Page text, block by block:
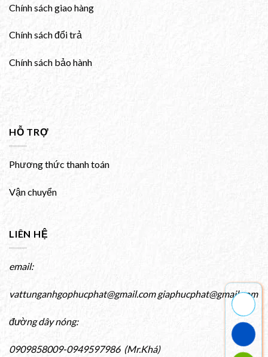
Chính sách giao hàng
Chính sách đổi trả
Chính sách bảo hành
HỖ TRỢ
Phương thức thanh toán
Vận chuyển
LIÊN HỆ
email:
vattunganhgophucphat@gmail.com giaphucphat@gmail.com
đường dây nóng:
0909858009-0949597986 (Mr.Khá)